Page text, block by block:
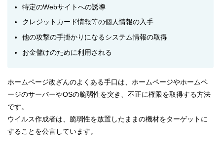
特定のWebサイトへの誘導
クレジットカード情報等の個人情報の入手
他の攻撃の手掛かりになるシステム情報の取得
お金儲けのために利用される
ホームページ改ざんのよくある手口は、ホームページやホームペ
ージのサーバーやOSの脆弱性を突き、不正に権限を取得する方法
です。
ウイルス作成者は、脆弱性を放置したままの機材をターゲットに
することを公言しています。